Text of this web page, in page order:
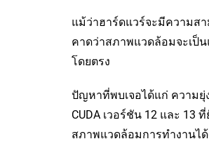
แม้ว่าฮาร์ดแวร์จะมีความส
คาดว่าสภาพแวดล้อมจะเป็
โดยตรง
ปัญหาที่พบเจอได้แก่ ความยุ่
CUDA เวอร์ชัน 12 และ 13
สภาพแวดล้อมการทำงานไ